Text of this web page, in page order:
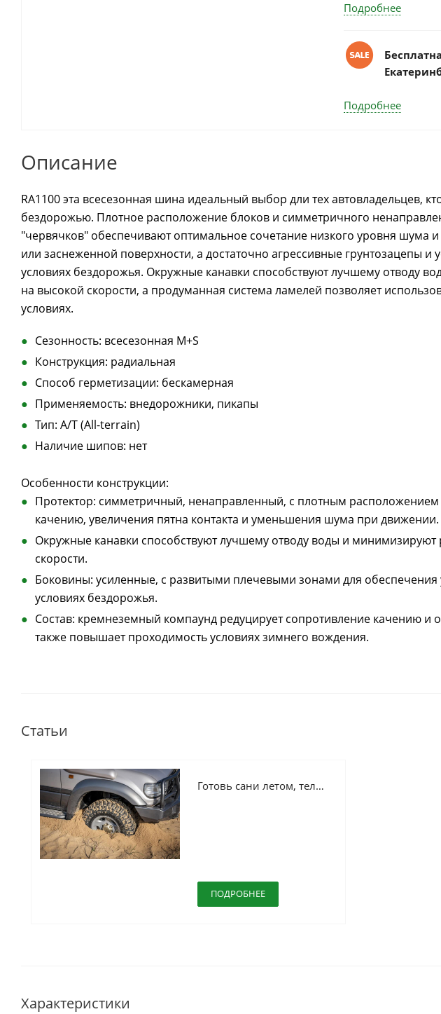
Подробнее
Подробнее
Описание
RA1100 эта всесезонная шина идеальный выбор дли тех автовладельцев,
бездорожью. Плотное расположение блоков и симметричного
"червячков" обеспечивают оптимальное сочетание низкого уровня шума
или заснеженной поверхности, а достаточно агрессивные грунтозацепы
условиях бездорожья. Окружные канавки способствуют лучшему отводу
на высокой скорости, а продуманная система ламелей позволяет
условиях.
Сезонность: всесезонная M+S
Конструкция: радиальная
Способ герметизации: бескамерная
Применяемость: внедорожники, пикапы
Тип: A/T (All-terrain)
Наличие шипов: нет
Особенности конструкции:
Протектор: симметричный, ненаправленный, с плотным
качению, увеличения пятна контакта и уменьшения шума при движении.
Окружные канавки способствуют лучшему отводу воды и минимизируют
скорости.
Боковины: усиленные, с развитыми плечевыми зонами для обеспечения
условиях бездорожья.
Состав: кремнеземный компаунд редуцирует сопротивление качению и
также повышает проходимость условиях зимнего вождения.
Статьи
Готовь сани летом, телегу зимой, внедорожник весной
ПОДРОБНЕЕ
Характеристики